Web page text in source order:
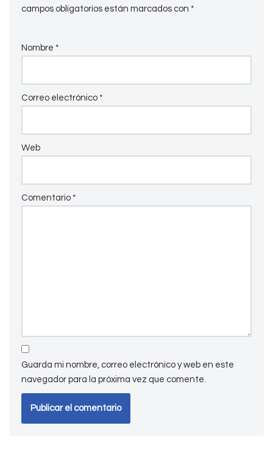
campos obligatorios están marcados con *
Nombre *
Correo electrónico *
Web
Comentario *
Guarda mi nombre, correo electrónico y web en este
navegador para la próxima vez que comente.